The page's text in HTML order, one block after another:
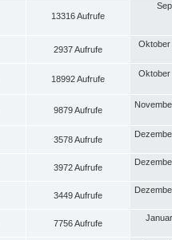
13316 Aufrufe
2937 Aufrufe
Oktober
18992 Aufrufe
Oktober
9879 Aufrufe
3578 Aufrufe
3972 Aufrufe
3449 Aufrufe
7756 Aufrufe